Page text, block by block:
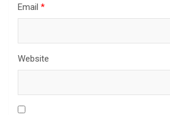
Email *
Website